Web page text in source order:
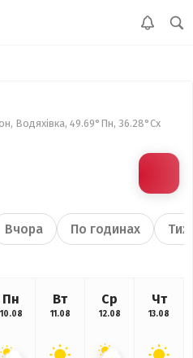
Водяхівка, 49.69°Пн, 36.28°Сх
Вчора По годинах
Пн
10.08
Вт
11.08
Ср
12.08
Чт
13.08